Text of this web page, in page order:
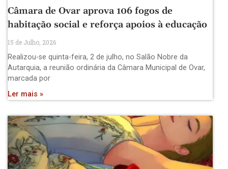
Câmara de Ovar aprova 106 fogos de
habitação social e reforça apoios à educação
15 de Julho, 2026
Realizou-se quinta-feira, 2 de julho, no Salão Nobre da
Autarquia, a reunião ordinária da Câmara Municipal de Ovar,
marcada por
Ler mais »